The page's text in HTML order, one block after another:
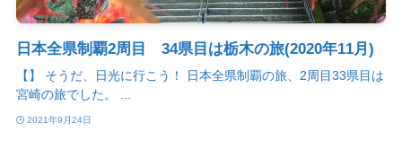
日本全県制覇2周目 34県目は栃木の旅(2020年11月)
【】 そうだ、日光に行こう！ 日本全県制覇の旅、2周目33県目は
宮崎の旅でした。 ...
2021年9月24日